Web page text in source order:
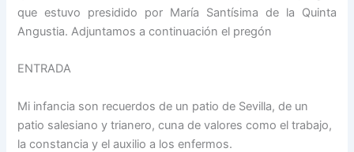
que estuvo presidido por María Santísima de la Quinta
Angustia. Adjuntamos a continuación el pregón
ENTRADA
Mi infancia son recuerdos de un patio de Sevilla, de un
patio salesiano y trianero, cuna de valores como el trabajo,
la constancia y el auxilio a los enfermos.